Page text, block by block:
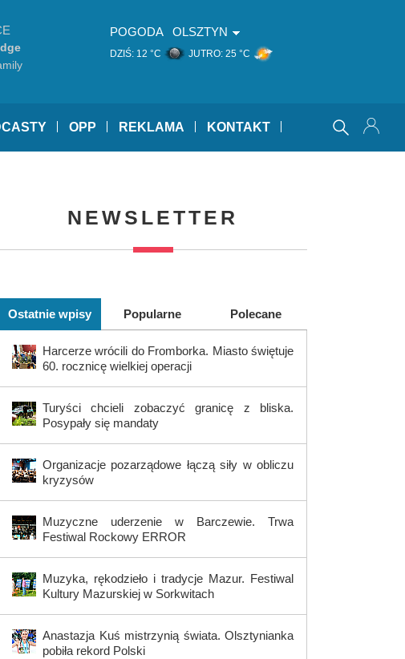
POGODA OLSZTYN
DZIŚ: 12 °C JUTRO: 25 °C
OPP REKLAMA KONTAKT
NEWSLETTER
Ostatnie wpisy Popularne Polecane
Harcerze wrócili do Fromborka. Miasto świętuje
60. rocznicę wielkiej operacji
Turyści chcieli zobaczyć granicę z bliska.
Posypały się mandaty
Organizacje pozarządowe łączą siły w obliczu
kryzysów
Muzyczne uderzenie w Barczewie. Trwa
Festiwal Rockowy ERROR
Muzyka, rękodzieło i tradycje Mazur. Festiwal
Kultury Mazurskiej w Sorkwitach
Anastazja Kuś mistrzynią świata. Olsztynianka
pobiła rekord Polski